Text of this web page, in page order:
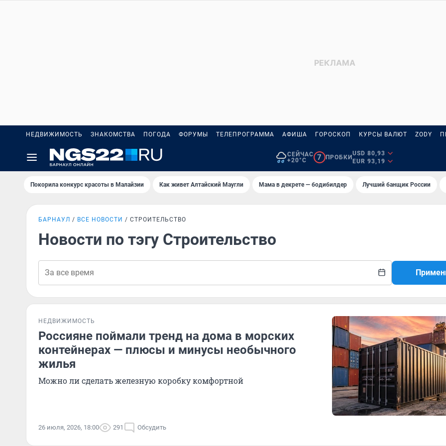
НЕДВИЖИМОСТЬ ЗНАКОМСТВА ПОГОДА ФОРУМЫ ТЕЛЕПРОГРАММА АФИША ГОРОСКОП КУРСЫ ВАЛЮТ ZODY
СЕЙЧАС
+20°C
7 ПРОБКИ
USD 80,93
EUR 93,19
Покорила конкурс красоты в Малайзии Как живет Алтайский Маугли Мама в декрете — бодибилдер Лучший банщик России
БАРНАУЛ ВСЕ НОВОСТИ СТРОИТЕЛЬСТВО
Новости по тэгу Строительство
НЕДВИЖИМОСТЬ
Россияне поймали тренд на дома в морских
контейнерах — плюсы и минусы необычного
жилья
Можно ли сделать железную коробку комфортной
26 июля, 2026, 18:00 291 Обсудить